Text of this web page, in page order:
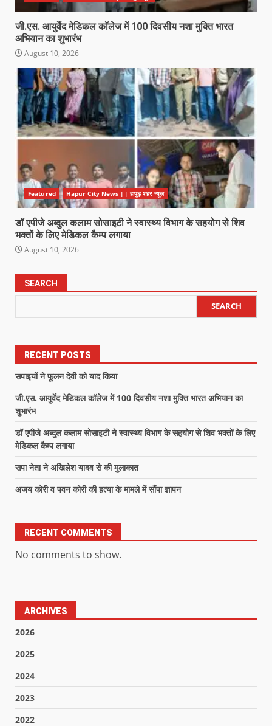
जी.एस. आयुर्वेद मेडिकल कॉलेज में 100 दिवसीय नशा मुक्ति भारत
अभियान का शुभारंभ
August 10, 2026
Featured Hapur City News || हापुड़ शहर न्यूज़
डॉ एपीजे अब्दुल कलाम सोसाइटी ने स्वास्थ्य विभाग के सहयोग से शिव
भक्तों के लिए मेडिकल कैम्प लगाया
August 10, 2026
SEARCH
SEARCH
RECENT POSTS
सपाइयों ने फूलन देवी को याद किया
जी.एस. आयुर्वेद मेडिकल कॉलेज में 100 दिवसीय नशा मुक्ति भारत अभियान का
शुभारंभ
डॉ एपीजे अब्दुल कलाम सोसाइटी ने स्वास्थ्य विभाग के सहयोग से शिव भक्तों के लिए
मेडिकल कैम्प लगाया
सपा नेता ने अखिलेश यादव से की मुलाकात
अजय कोरी व पवन कोरी की हत्या के मामले में सौंपा ज्ञापन
RECENT COMMENTS
No comments to show.
ARCHIVES
2026
2025
2024
2023
2022